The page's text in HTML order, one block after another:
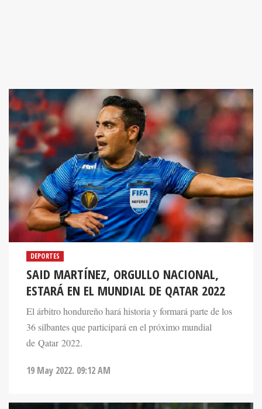
DEPORTES
SAID MARTÍNEZ, ORGULLO NACIONAL,
ESTARÁ EN EL MUNDIAL DE QATAR 2022
El árbitro hondureño hará historia y formará parte de los
36 silbantes que participará en el próximo mundial
de Qatar 2022.
19 May 2022. 09:12 AM